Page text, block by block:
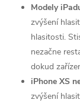
Modely
zvýšení
hlasitosti.
nezačne
dokud
iPhone XS
zvýšení